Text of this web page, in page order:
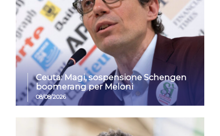
Ceuta: Magi, sospensione Schengen
boomerang per Meloni
08/08/2026